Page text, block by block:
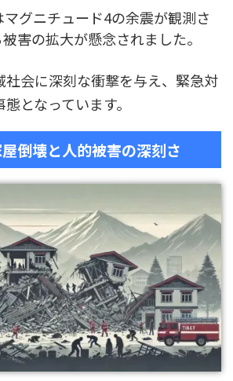
グニチュード4の余震が観測さ
害の拡大が懸念されました。
社会に深刻な衝撃を与え、緊急対
となっています。
倒壊と人的被害の深刻さ